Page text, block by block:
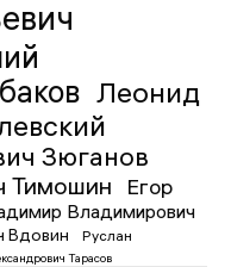
Леонид
Зюганов
Тимошин
Егор
Владимирович
Вдовин
Руслан
Тарасов